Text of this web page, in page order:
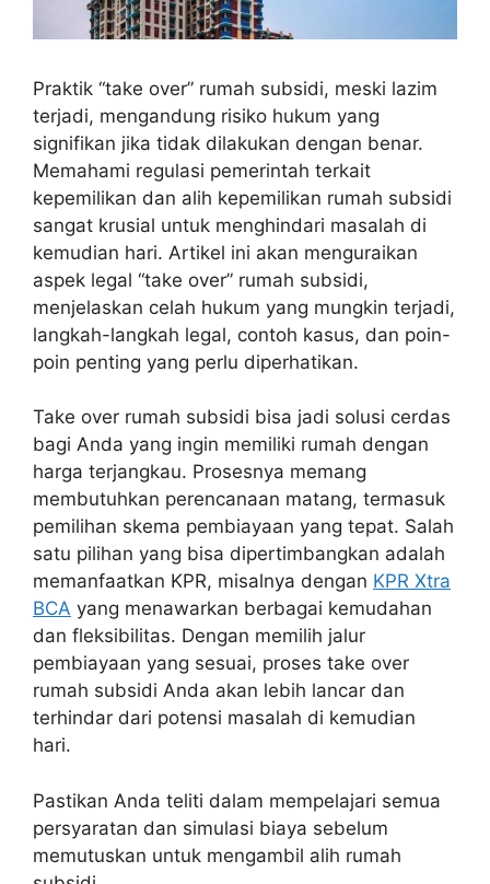
Praktik “take over” rumah subsidi, meski lazim
terjadi, mengandung risiko hukum yang
signifikan jika tidak dilakukan dengan benar.
Memahami regulasi pemerintah terkait
kepemilikan dan alih kepemilikan rumah subsidi
sangat krusial untuk menghindari masalah di
kemudian hari. Artikel ini akan menguraikan
aspek legal “take over” rumah subsidi,
menjelaskan celah hukum yang mungkin terjadi,
langkah-langkah legal, contoh kasus, dan poin-
poin penting yang perlu diperhatikan.
Take over rumah subsidi bisa jadi solusi cerdas
bagi Anda yang ingin memiliki rumah dengan
harga terjangkau. Prosesnya memang
membutuhkan perencanaan matang, termasuk
pemilihan skema pembiayaan yang tepat. Salah
satu pilihan yang bisa dipertimbangkan adalah
memanfaatkan KPR, misalnya dengan KPR Xtra
BCA yang menawarkan berbagai kemudahan
dan fleksibilitas. Dengan memilih jalur
pembiayaan yang sesuai, proses take over
rumah subsidi Anda akan lebih lancar dan
terhindar dari potensi masalah di kemudian
hari.
Pastikan Anda teliti dalam mempelajari semua
persyaratan dan simulasi biaya sebelum
memutuskan untuk mengambil alih rumah